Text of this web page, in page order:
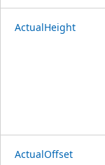
ActualHeight
ActualOffset